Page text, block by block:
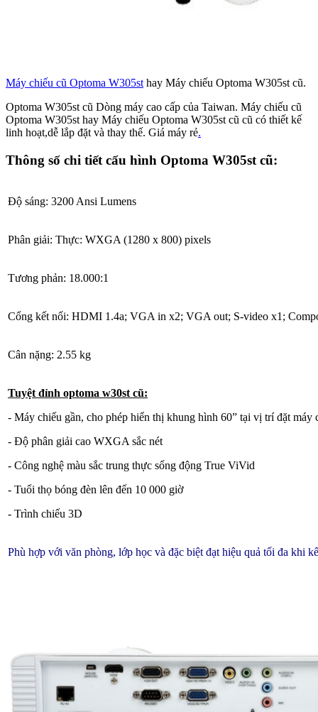
Máy chiếu cũ Optoma W305sthay Máy chiếu Optoma W305st cũ.
Optoma W305st cũ Dòng máy cao cấp của Taiwan. Máy chiếu cũ
Optoma W305st hay Máy chiếu Optoma W305st cũ cũ có thiết kế
linh hoạt,dễ lắp đặt và thay thế. Giá máy rẻ.
Thông số chi tiết cấu hình Optoma W305st cũ:
Độ sáng: 3200 Ansi Lumens
Phân giải: Thực: WXGA (1280 x 800) pixels
Tương phản: 18.000:1
Cổng kết nối: HDMI 1.4a; VGA in x2; VGA out; S-video x1;
Cân nặng: 2.55 kg
Tuyệt đỉnh optoma w30st cũ:
- Máy chiếu gần, cho phép hiển thị khung hình 60” tại vị trí đặt máy
- Độ phân giải cao WXGA sắc nét
- Công nghệ màu sắc trung thực sống động True ViVid
- Tuổi thọ bóng đèn lên đến 10 000 giờ
- Trình chiếu 3D
Phù hợp với văn phòng, lớp học và đặc biệt đạt hiệu quả tối đa khi